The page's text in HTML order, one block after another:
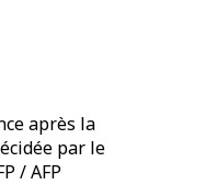
après la
par le
/ AFP